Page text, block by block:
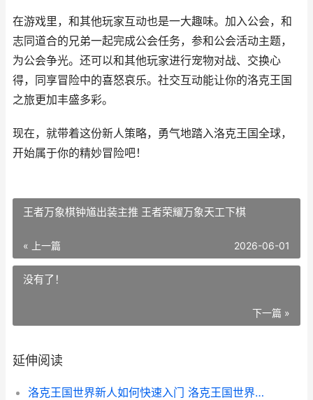
在游戏里，和其他玩家互动也是一大趣味。加入公会，和
志同道合的兄弟一起完成公会任务，参和公会活动主题，
为公会争光。还可以和其他玩家进行宠物对战、交换心
得，同享冒险中的喜怒哀乐。社交互动能让你的洛克王国
之旅更加丰盛多彩。
现在，就带着这份新人策略，勇气地踏入洛克王国全球，
开始属于你的精妙冒险吧！
王者万象棋钟馗出装主推 王者荣耀万象天工下棋
« 上一篇 2026-06-01
没有了！
下一篇 »
延伸阅读
洛克王国世界新人如何快速入门 洛克王国世界新御三家